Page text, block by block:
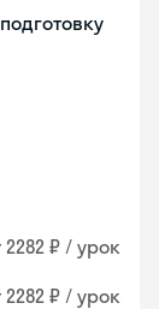
2282 ₽ / урок
2282 ₽ / урок